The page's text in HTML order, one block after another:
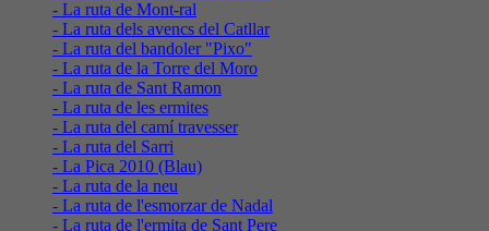
- La ruta de Mont-ral
- La ruta dels avencs del Catllar
- La ruta del bandoler "Pixo"
- La ruta de la Torre del Moro
- La ruta de Sant Ramon
- La ruta de les ermites
- La ruta del camí travesser
- La ruta del Sarri
- La Pica 2010 (Blau)
- La ruta de la neu
- La ruta de l'esmorzar de Nadal
- La ruta de l'ermita de Sant Pere